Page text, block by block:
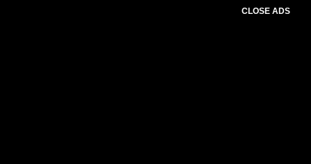
CLOSE ADS